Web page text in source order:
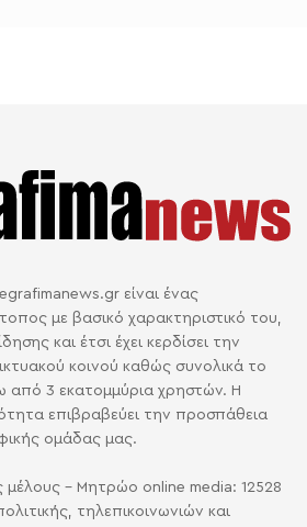
είναι ένας
με βασικό χαρακτηριστικό του,
και έτσι έχει κερδίσει την
κοινού καθώς συνολικά το
από 3 εκατομμύρια χρηστών. Η
επιβραβεύει την προσπάθεια
ομάδας μας.
- Μητρώο online media: 12528
τηλεπικοινωνιών και